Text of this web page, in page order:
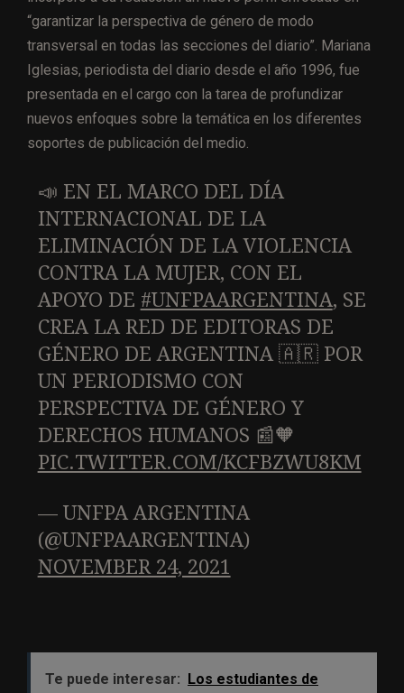
“garantizar la perspectiva de género de modo
transversal en todas las secciones del diario”. Mariana
Iglesias, periodista del diario desde el año 1996, fue
presentada en el cargo con la tarea de profundizar
nuevos enfoques sobre la temática en los diferentes
soportes de publicación del medio.
📣 EN EL MARCO DEL DÍA
INTERNACIONAL DE LA
ELIMINACIÓN DE LA VIOLENCIA
CONTRA LA MUJER, CON EL
APOYO DE #UNFPAARGENTINA, SE
CREA LA RED DE EDITORAS DE
GÉNERO DE ARGENTINA 🇦🇷 POR
UN PERIODISMO CON
PERSPECTIVA DE GÉNERO Y
DERECHOS HUMANOS 📰🧡
PIC.TWITTER.COM/KCFBZWU8KM
— UNFPA ARGENTINA
(@UNFPAARGENTINA)
NOVEMBER 24, 2021
Te puede interesar: Los estudiantes de